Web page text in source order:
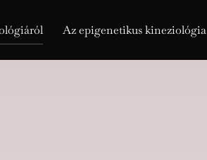
Az epigenetikus kineziológia